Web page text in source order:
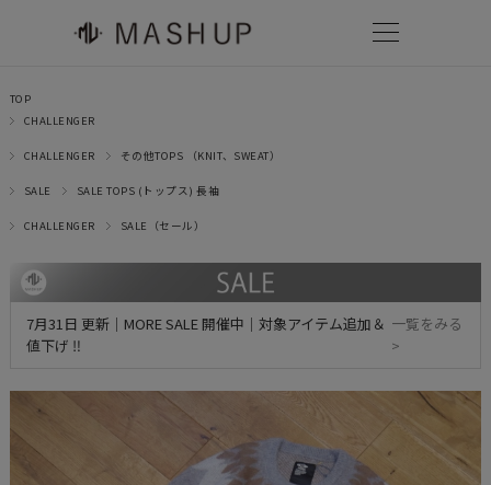
TOP
CHALLENGER
CHALLENGER その他TOPS （KNIT、SWEAT）
SALE SALE TOPS (トップス) 長袖
CHALLENGER SALE（セール）
7月31日 更新｜MORE SALE 開催中｜対象アイテム追加＆
値下げ ‼
一覧をみる
>